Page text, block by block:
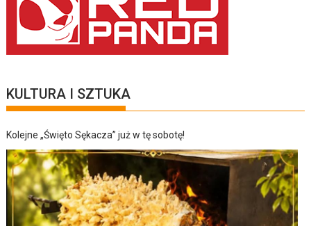
KULTURA I SZTUKA
Kolejne „Święto Sękacza” już w tę sobotę!